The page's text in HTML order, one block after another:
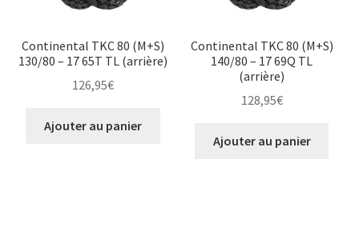
Continental TKC 80 (M+S)
130/80 – 17 65T TL (arrière)
126,95€
Ajouter au panier
Continental TKC 80 (M+S)
140/80 – 17 69Q TL
(arrière)
128,95€
Ajouter au panier